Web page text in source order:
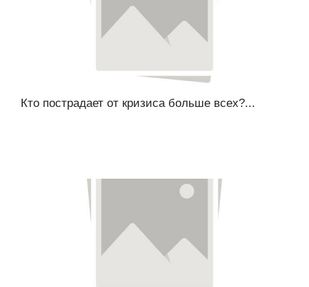
Кто пострадает от кризиса больше всех?...